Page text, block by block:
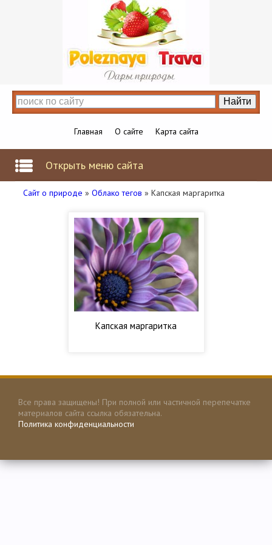
Главная О сайте Карта сайта
Открыть меню сайта
Сайт о природе » Облако тегов » Капская маргаритка
Капская маргаритка
Все права защищены! При полной или частичной перепечатке
материалов сайта ссылка обязательна.
Политика конфиденциальности